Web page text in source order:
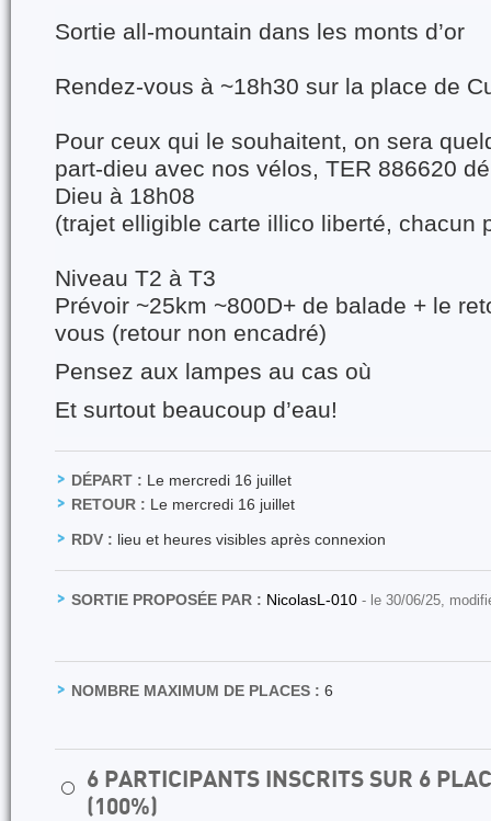
Sortie all-mountain dans les monts d’or
Rendez-vous à ~18h30 sur la place de
Pour ceux qui le souhaitent, on sera
part-dieu avec nos vélos, TER 886620
Dieu à 18h08
(trajet elligible carte illico liberté, chacun
Niveau T2 à T3
Prévoir ~25km ~800D+ de balade + le
vous (retour non encadré)
Pensez aux lampes au cas où
Et surtout beaucoup d’eau!
DÉPART : Le mercredi 16 juillet
RETOUR : Le mercredi 16 juillet
RDV : lieu et heures visibles après connexion
SORTIE PROPOSÉE PAR : NicolasL-010 - le 30/06/25,
NOMBRE MAXIMUM DE PLACES : 6
⚪
6 PARTICIPANTS INSCRITS SUR 6
(100%)